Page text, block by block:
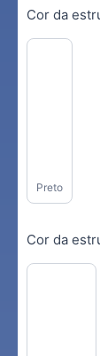
Cor da
Preto
Cor da